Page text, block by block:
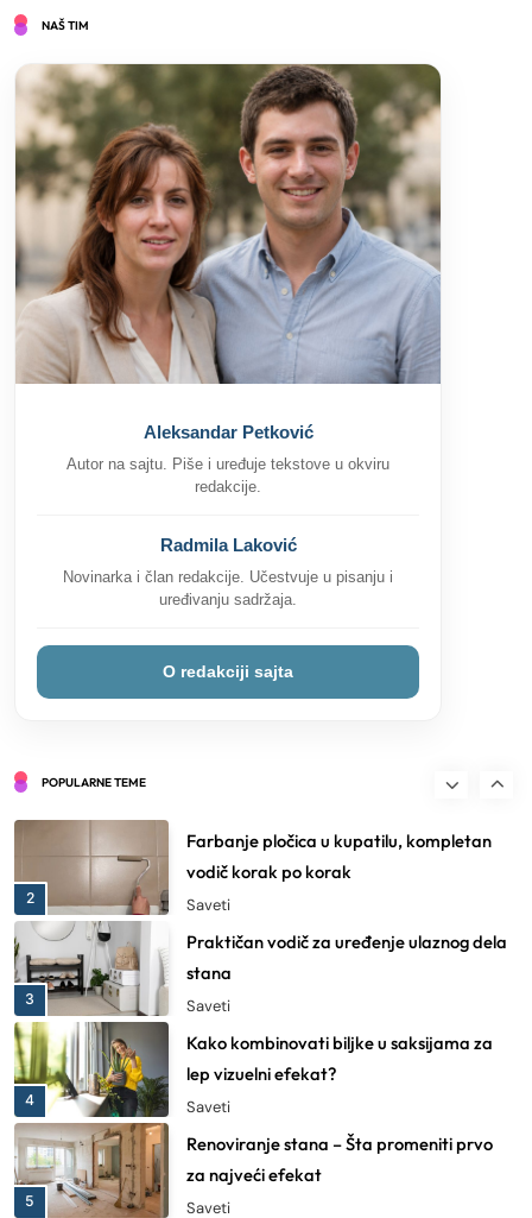
NAŠ TIM
Aleksandar Petković
Autor na sajtu. Piše i uređuje tekstove u okviru
redakcije.
Radmila Laković
Novinarka i član redakcije. Učestvuje u pisanju i
uređivanju sadržaja.
O redakciji sajta
POPULARNE TEME
Crna haljina kombinacije za svaki tip
događaja – Saveti za osveženje stila
Kako se plaća godišnji odmor po novom
zakonu? Sve što treba da znate
Zanimljivosti
Kako se rešiti hrkanja? Saveti za bolji san
i udobnost
Saveti Zdravlje
kroz igru
Saveti
2
Farbanje pločica u kupatilu, kompletan
vodič korak po korak
Saveti
3
Praktičan vodič za uređenje ulaznog dela
stana
Saveti
4
Kako kombinovati biljke u saksijama za
lep vizuelni efekat?
Saveti
5
Renoviranje stana – Šta promeniti prvo
za najveći efekat
Saveti